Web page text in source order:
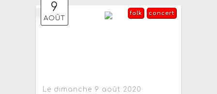
9
AOÛT
concert
folk
Le dimanche 9 août 2020